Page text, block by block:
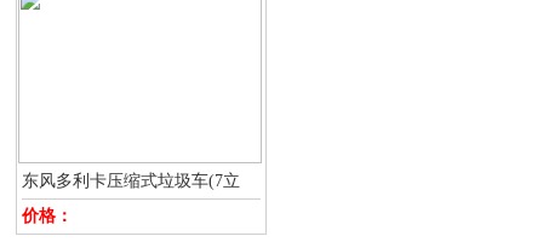
东风多利卡压缩式垃圾车(7立
价格：